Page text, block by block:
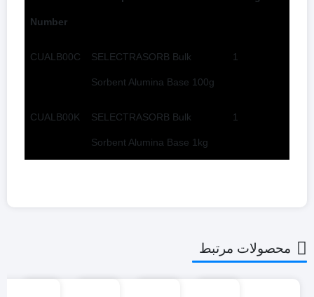
Number
1
SELECTRASORB Bulk
Sorbent Alumina Base 100g
CUALB00C
1
SELECTRASORB Bulk
Sorbent Alumina Base 1kg
CUALB00K
محصولات مرتبط